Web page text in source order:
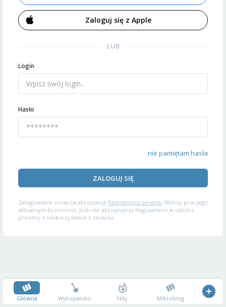
Zaloguj się z Apple
LUB
Login
Hasło
nie pamiętam hasła
ZALOGUJ SIĘ
Zalogowanie oznacza akceptację Regulaminu serwisu Wykop.pl w jego
aktualnym brzmieniu. Jeśli nie akceptujesz Regulaminu w całości,
prosimy o niekorzystanie z serwisu.
Główna Wykopalisko Hity Mikroblog